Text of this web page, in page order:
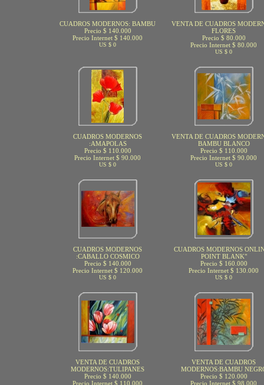
CUADROS MODERNOS: BAMBU
Precio $ 140.000
Precio Internet $ 140.000
US $ 0
VENTA DE CUADROS
FLORES
Precio $ 80.000
Precio Internet $ 80.000
US $ 0
CUADROS MODERNOS
:AMAPOLAS
Precio $ 110.000
Precio Internet $ 90.000
US $ 0
VENTA DE CUADROS
BAMBU BLANCO
Precio $ 110.000
Precio Internet $ 90.000
US $ 0
CUADROS MODERNOS
:CABALLO COSMICO
Precio $ 140.000
Precio Internet $ 120.000
US $ 0
CUADROS MODERNOS
POINT BLANK"
Precio $ 160.000
Precio Internet $ 130.000
US $ 0
VENTA DE CUADROS
MODERNOS:TULIPANES
Precio $ 140.000
Precio Internet $ 110.000
VENTA DE CUADROS
MODERNOS:BAMBU
Precio $ 120.000
Precio Internet $ 98.000